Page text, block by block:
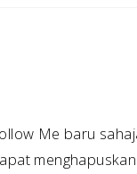
Me baru